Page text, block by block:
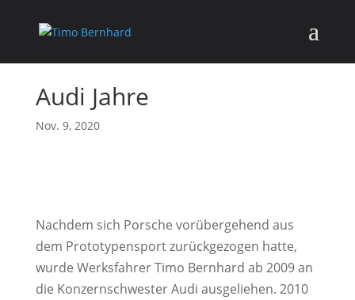
Audi Jahre
Nov. 9, 2020
Nachdem sich Porsche vorübergehend aus
dem Prototypensport zurückgezogen hatte,
wurde Werksfahrer Timo Bernhard ab 2009 an
die Konzernschwester Audi ausgeliehen. 2010